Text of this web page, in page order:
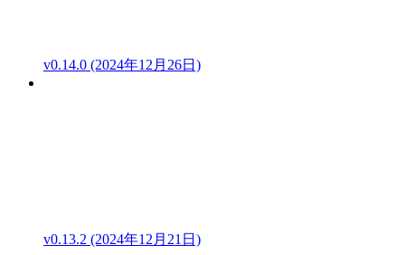
v0.14.0 (2024年12月26日)
v0.13.2 (2024年12月21日)